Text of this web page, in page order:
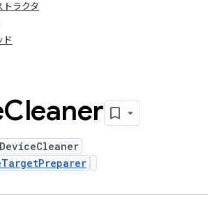
トラクタ
ド
Cleaner